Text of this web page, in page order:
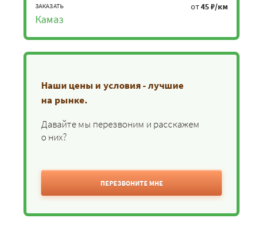
ЗАКАЗАТЬ
Камаз
от45 ₽/км
Наши цены и условия - лучшие
на рынке.
Давайте мы перезвоним и расскажем
о них?
ПЕРЕЗВОНИТЕ МНЕ